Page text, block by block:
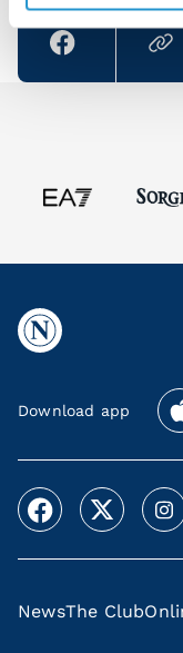
Download app
NewsThe Club